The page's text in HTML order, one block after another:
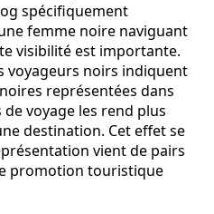
spécifiquement
femme noire naviguant
visibilité est importante.
voyageurs noirs indiquent
représentées dans
voyage les rend plus
destination. Cet effet se
vient de pairs
promotion touristique